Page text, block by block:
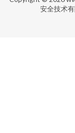
安全技术